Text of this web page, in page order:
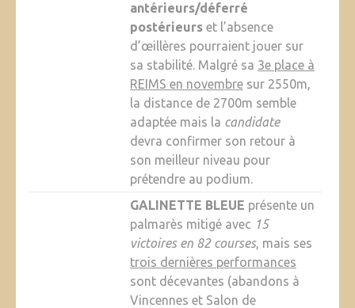
antérieurs/déferré
postérieurset l’absence
d’œillères pourraient jouer sur
sa stabilité. Malgré sa 3e place à
REIMS en novembresur 2550m,
la distance de 2700m semble
adaptée mais la candidate
devra confirmer son retour à
son meilleur niveau pour
prétendre au podium.
GALINETTE BLEUE présente un
palmarès mitigé avec 15
victoires en 82 courses, mais ses
trois dernières performances
sont décevantes (abandons à
Vincennes et Salon de